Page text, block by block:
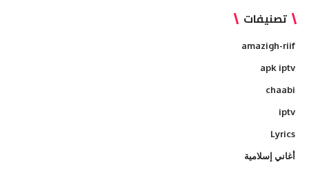
تصنيفات
amazigh-riif
apk iptv
chaabi
iptv
Lyrics
أغاني إسلامية